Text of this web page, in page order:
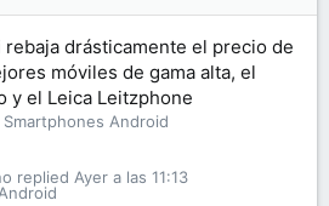
rebaja drásticamente el precio de
móviles de gama alta, el
y el Leica Leitzphone
Smartphones Android
Ayer a las 11:13